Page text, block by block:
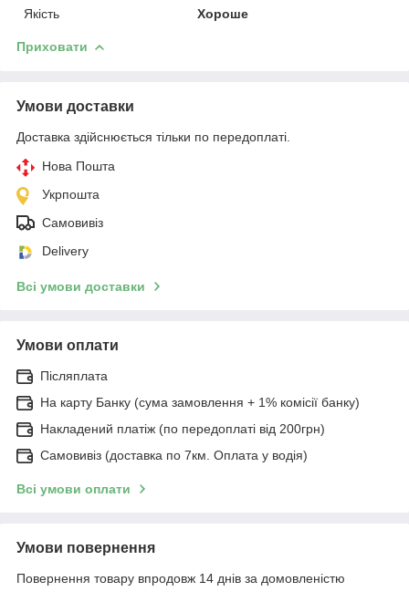
Якість
Хороше
Приховати
Умови доставки
Доставка здійснюється тільки по передоплаті.
Нова Пошта
Укрпошта
Самовивіз
Delivery
Всі умови доставки
Умови оплати
Післяплата
На карту Банку (сума замовлення + 1% комісії банку)
Накладений платіж (по передоплаті від 200грн)
Самовивіз (доставка по 7км. Оплата у водія)
Всі умови оплати
Умови повернення
Повернення товару впродовж 14 днів за домовленістю